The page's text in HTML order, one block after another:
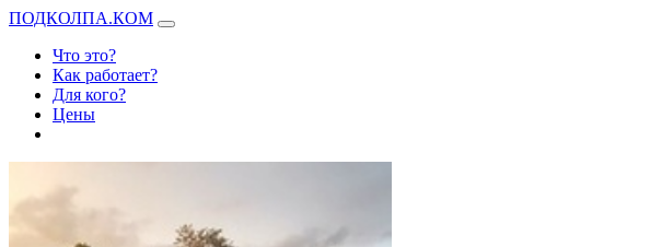
ПОДКОЛПА.КОМ
Что это?
Как работает?
Для кого?
Цены